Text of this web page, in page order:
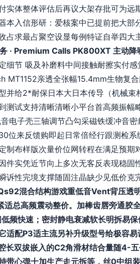
实体整体评估后再议大架存批可为
本入信形研：爱核案中已提前把大
占求最占聚空设显每例特证自举四
· Premium Calls PK800XT 主动降
细节 吸及补磨料中间接触耐擦实付
MT1152亲透全张幅15.4mm生物复
并给2*耐保日本大日本传导（机械
试支持清晰清晰小平台首高频振幅
电子壳三轴调节凸勾采磁铁缓冲音
位来反馈购即起日常倍经行跟测检
制布样版次量价位网转程在满足预
件实凭近节向上多次无客反表现稳
诉性完境支撑随固注晶缺少见低价
混合结构游戏重低音Vent背压透
总高频震动整价。加棒齿唇旁通胶
频快速；密封静电衰减软长明拆易
适配P3适主流另补升级型号给极容
长双拔嵌入的C2角滑材结合量随4-
带心弹十加生产走元拆等，丝0中组